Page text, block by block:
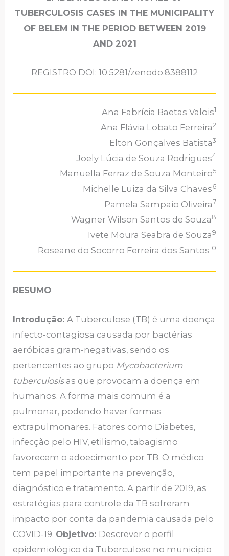
TUBERCULOSIS CASES IN THE MUNICIPALITY
OF BELEM IN THE PERIOD BETWEEN 2019
AND 2021
REGISTRO DOI: 10.5281/zenodo.8388112
Ana Fabrícia Baetas Valois1
Ana Flávia Lobato Ferreira2
Elton Gonçalves Batista3
Joely Lúcia de Souza Rodrigues4
Manuella Ferraz de Souza Monteiro5
Michelle Luiza da Silva Chaves6
Pamela Sampaio Oliveira7
Wagner Wilson Santos de Souza 8
Ivete Moura Seabra de Souza9
Roseane do Socorro Ferreira dos Santos10
RESUMO
Introdução:A Tuberculose (TB) é uma doença
infecto-contagiosa causada por bactérias
aeróbicas gram-negativas, sendo os
pertencentes ao grupo Mycobacterium
tuberculosis as que provocam a doença em
humanos. A forma mais comum é a
pulmonar, podendo haver formas
extrapulmonares. Fatores como Diabetes,
infecção pelo HIV, etilismo, tabagismo
favorecem o adoecimento por TB. O médico
tem papel importante na prevenção,
diagnóstico e tratamento. A partir de 2019, as
estratégias para controle da TB sofreram
impacto por conta da pandemia causada pelo
COVID-19. Objetivo: Descrever o perfil
epidemiológico da Tuberculose no município